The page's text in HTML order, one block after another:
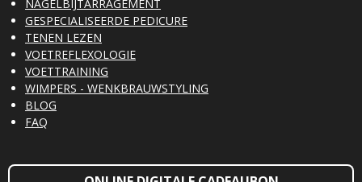
NAGELBIJTARRAGEMENT
GESPECIALISEERDE PEDICURE
TENEN LEZEN
VOETREFLEXOLOGIE
VOETTRAINING
WIMPERS - WENKBRAUWSTYLING
BLOG
FAQ